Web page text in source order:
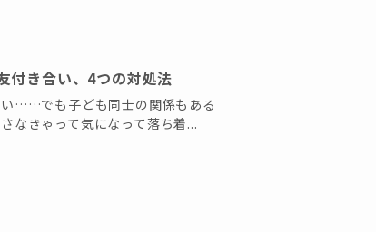
付き合い、4つの対処法
……でも子ども同士の関係もある
なきゃって気になって落ち着...